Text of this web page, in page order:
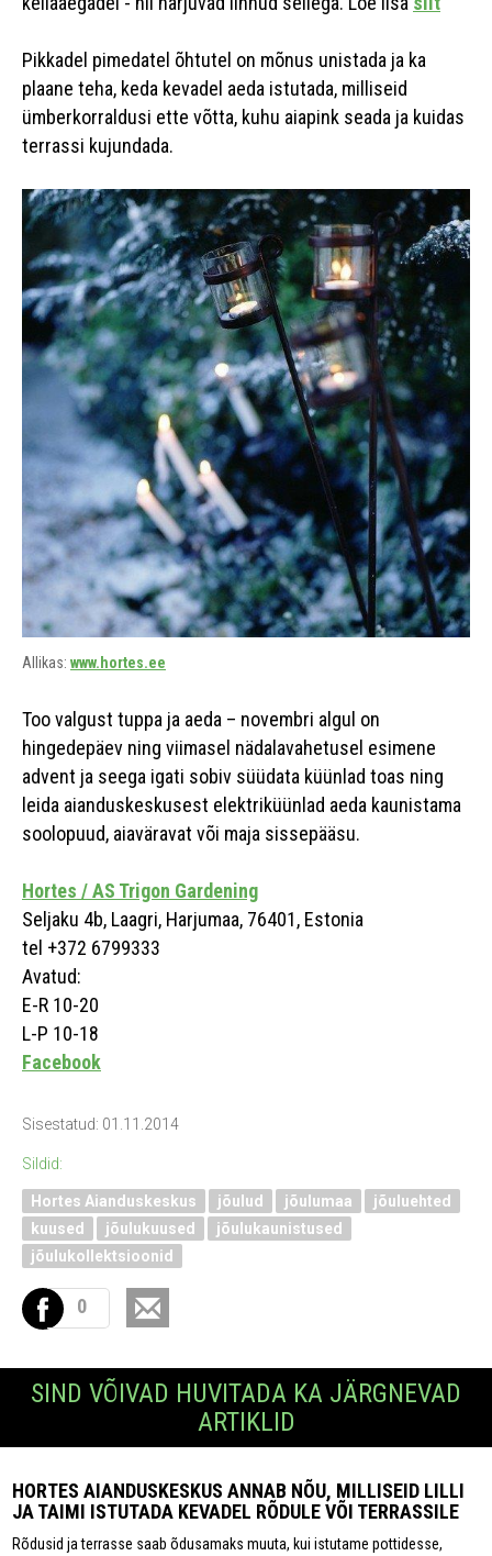
Pikkadel pimedatel õhtutel on mõnus unistada ja ka
plaane teha, keda kevadel aeda istutada, milliseid
ümberkorraldusi ette võtta, kuhu aiapink seada ja kuidas
terrassi kujundada.
Allikas: www.hortes.ee
Too valgust tuppa ja aeda – novembri algul on
hingedepäev ning viimasel nädalavahetusel esimene
advent ja seega igati sobiv süüdata küünlad toas ning
leida aianduskeskusest elektriküünlad aeda kaunistama
soolopuud, aiaväravat või maja sissepääsu.
Hortes / AS Trigon Gardening
Seljaku 4b, Laagri, Harjumaa, 76401, Estonia
tel +372 6799333
Avatud:
E-R 10-20
L-P 10-18
Facebook
Sisestatud: 01.11.2014
Sildid:
Hortes Aianduskeskus jõulud jõulumaa
jõuluehted
kuused
jõulukuused
jõulukaunistused
jõulukollektsioonid
0
SIND VÕIVAD HUVITADA KA JÄRGNEVAD
ARTIKLID
HORTES AIANDUSKESKUS ANNAB NÕU, MILLISEID LILLI
JA TAIMI ISTUTADA KEVADEL RÕDULE VÕI TERRASSILE
Rõdusid ja terrasse saab õdusamaks muuta, kui istutame pottidesse,